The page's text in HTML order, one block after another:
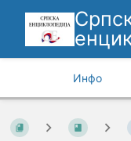
Инфо